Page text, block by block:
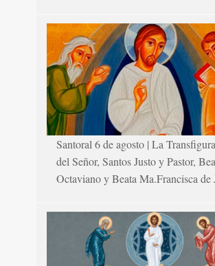
Santoral 6 de agosto | La
del Señor, Santos Justo y Pastor,
Octaviano y Beata Ma.Francisca de